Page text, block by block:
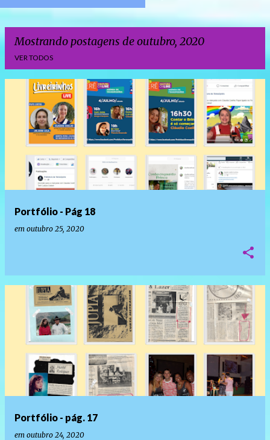
Mostrando postagens de outubro, 2020
VER TODOS
g
Portfólio - Pág 18
em outubro 25, 2020
Portfólio - pág. 17
em outubro 24, 2020